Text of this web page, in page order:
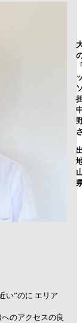
い”のに エリア
のアクセスの良